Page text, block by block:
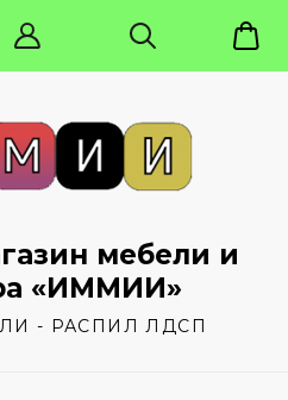
мебели и
«ИММИИ»
- РАСПИЛ ЛДСП